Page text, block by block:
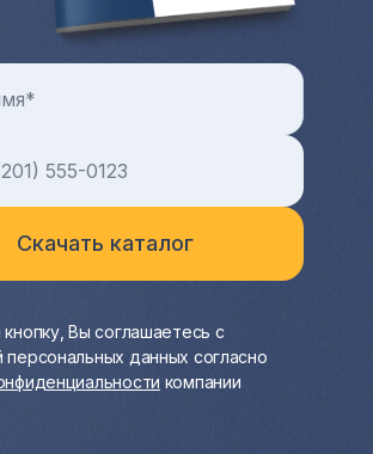
Вы соглашаетесь с
персональных данных согласно
компании